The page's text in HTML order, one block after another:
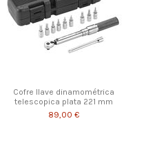
Cofre llave dinamométrica
telescopica plata 221 mm
89,00 €